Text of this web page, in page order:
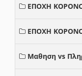
ΕΠΟΧΗ
ΕΠΟΧΗ
Μαθηση vs